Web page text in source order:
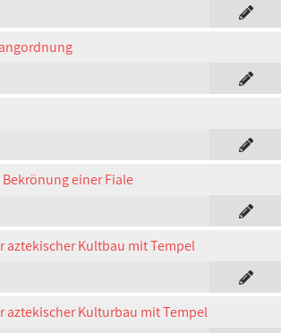
einer Fiale
aztekischer Kultbau mit Tempel
aztekischer Kulturbau mit Tempel